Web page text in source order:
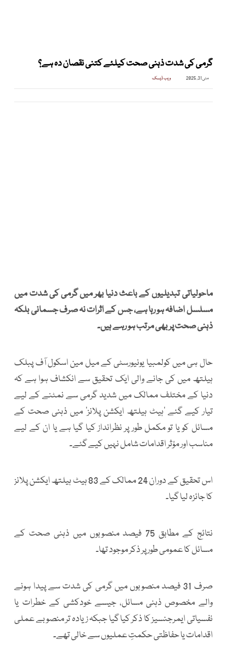
گرمی کی شدت ذہنی صحت کیلئے کتنی نقصان دہ ہے؟
مئی 31, 2025 ویب ڈیسک
ماحولیاتی تبدیلیوں کے باعث دنیا بھر میں گرمی کی شدت میں
مسلسل اضافہ ہو رہا ہے، جس کے اثرات نہ صرف جسمانی بلکہ
ذہنی صحت پر بھی مرتب ہو رہے ہیں۔
حال ہی میں کولمبیا یونیورسٹی کے میل مین اسکول آف پبلک
ہیلتھ میں کی جانے والی ایک تحقیق سے انکشاف ہوا ہے کہ
دنیا کے مختلف ممالک میں شدید گرمی سے نمٹنے کے لیے
تیار کیے گئے ’ہیٹ ہیلتھ ایکشن پلانز‘ میں ذہنی صحت کے
مسائل کو یا تو مکمل طور پر نظرانداز کیا گیا ہے یا ان کے لیے
مناسب اور مؤثر اقدامات شامل نہیں کیے گئے۔
اس تحقیق کے دوران 24 ممالک کے 83 ہیٹ ہیلتھ ایکشن پلانز
کا جائزہ لیا گیا۔
نتائج کے مطابق 75 فیصد منصوبوں میں ذہنی صحت کے
مسائل کا عمومی طور پر ذکر موجود تھا۔
صرف 31 فیصد منصوبوں میں گرمی کی شدت سے پیدا ہونے
والے مخصوص ذہنی مسائل، جیسے خودکشی کے خطرات یا
نفسیاتی ایمرجنسیز کا ذکر کیا گیا جبکہ زیادہ تر منصوبے عملی
اقدامات یا حفاظتی حکمتِ عملیوں سے خالی تھے۔